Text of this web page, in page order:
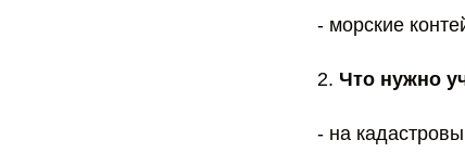
- морские
2. Что нужно
- на